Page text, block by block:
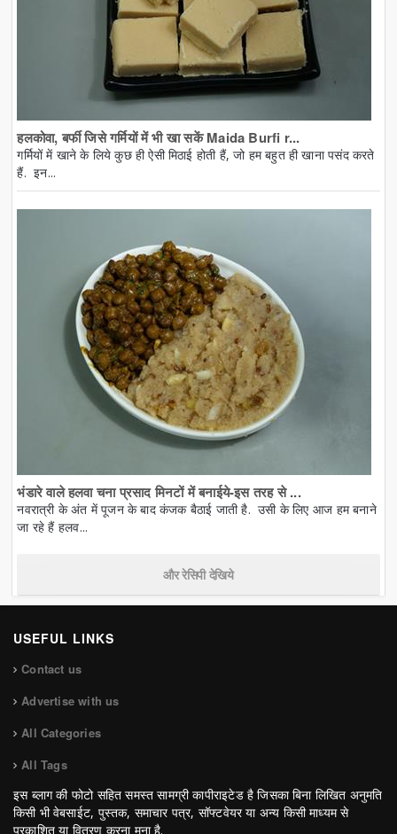
हलकोवा, बर्फी जिसे गर्मियों में भी खा सकें Maida Burfi r...
गर्मियों में खाने के लिये कुछ ही ऐसी मिठाई होती हैं, जो हम बहुत ही खाना पसंद करते
हैं. इन...
भंडारे वाले हलवा चना प्रसाद मिनटों में बनाईये-इस तरह से ...
नवरात्री के अंत में पूजन के बाद कंजक बैठाई जाती है. उसी के लिए आज हम बनाने
जा रहे हैं हलव...
और रेसिपी देखिये
USEFUL LINKS
Contact us
Advertise with us
All Categories
All Tags
इस ब्लाग की फोटो सहित समस्त सामग्री कापीराइटेड है जिसका बिना लिखित अनुमति
किसी भी वेबसाईट, पुस्तक, समाचार पत्र, सॉफ्टवेयर या अन्य किसी माध्यम से
प्रकाशित या वितरण करना मना है.